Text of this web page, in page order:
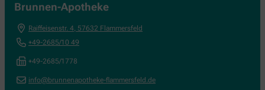
Brunnen-Apotheke
Raiffeisenstr. 4, 57632 Flammersfeld
+49-2685/10 49
+49-2685/1778
info@brunnenapotheke-flammersfeld.de